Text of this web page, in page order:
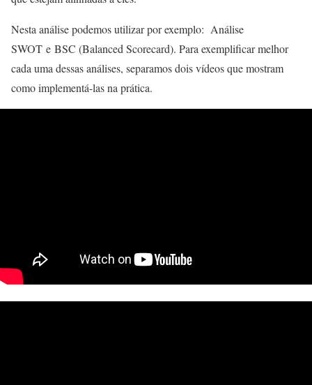
Nesta análise podemos utilizar por exemplo: Análise
SWOT e BSC (Balanced Scorecard). Para exemplificar melhor
cada uma dessas análises, separamos dois vídeos que mostram
como implementá-las na prática.